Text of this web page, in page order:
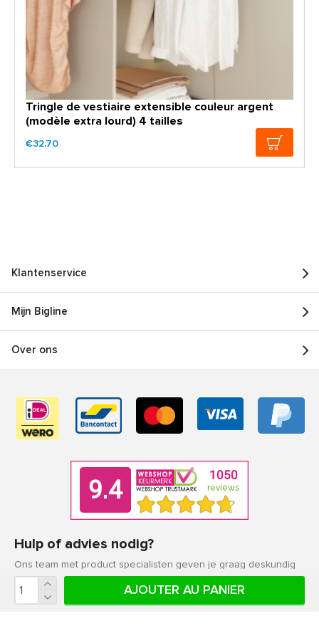
AJOUTER AU PANIER
Tringle de vestiaire extensible couleur argent
(modèle extra lourd) 4 tailles
€32.70
Klantenservice
Mijn Bigline
Over ons
Hulp of advies nodig?
Ons team met product specialisten geven je graag deskundig
advies.